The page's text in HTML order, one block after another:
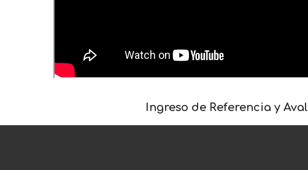
Ingreso de Referencia y Aval